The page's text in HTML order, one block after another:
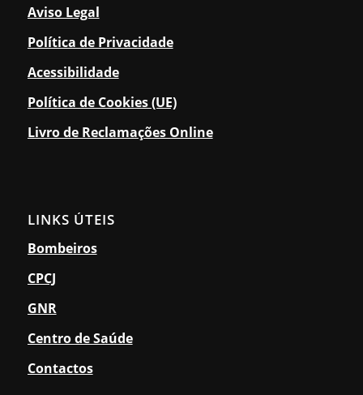
Aviso Legal
Política de Privacidade
Acessibilidade
Política de Cookies (UE)
Livro de Reclamações Online
LINKS ÚTEIS
Bombeiros
CPCJ
GNR
Centro de Saúde
Contactos